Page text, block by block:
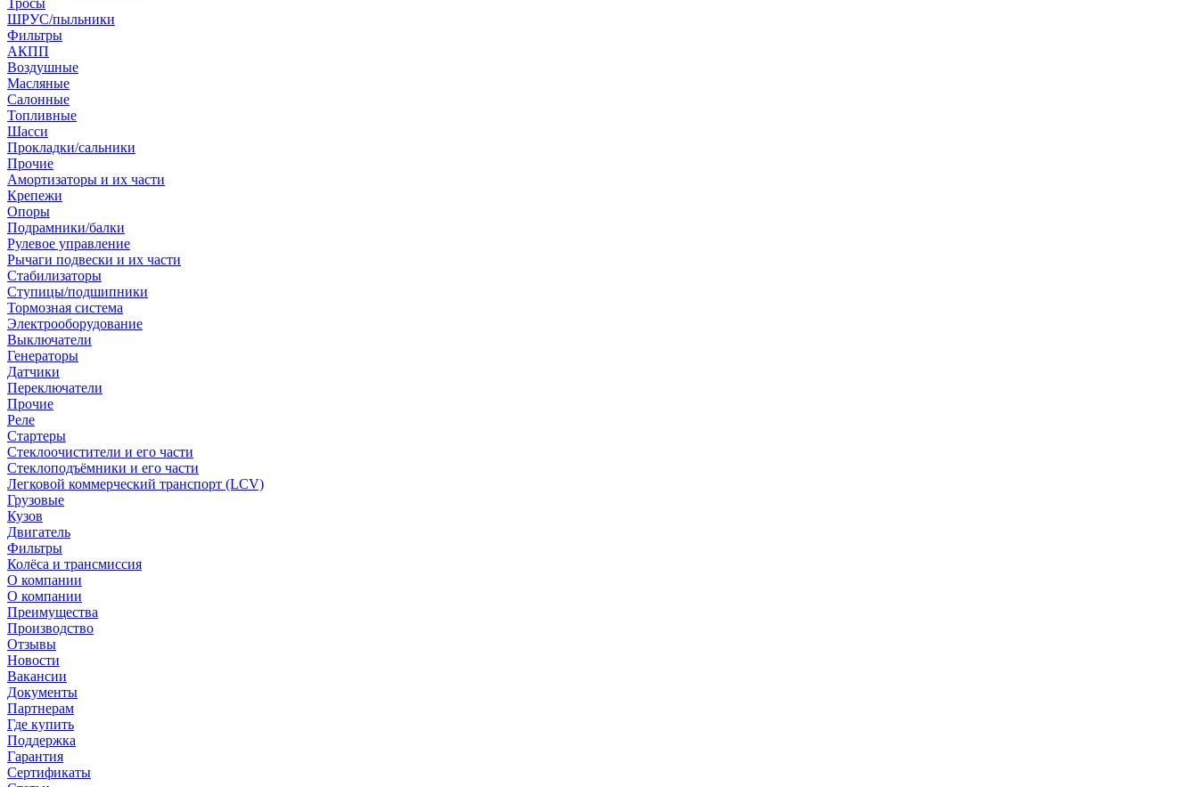
Тросы
ШРУС/пыльники
Фильтры
АКПП
Воздушные
Масляные
Салонные
Топливные
Шасси
Прокладки/сальники
Прочие
Амортизаторы и их части
Крепежи
Опоры
Подрамники/балки
Рулевое управление
Рычаги подвески и их части
Стабилизаторы
Ступицы/подшипники
Тормозная система
Электрооборудование
Выключатели
Генераторы
Датчики
Переключатели
Прочие
Реле
Стартеры
Стеклоочистители и его части
Стеклоподъёмники и его части
Легковой коммерческий транспорт (LCV)
Грузовые
Кузов
Двигатель
Фильтры
Колёса и трансмиссия
О компании
О компании
Преимущества
Производство
Отзывы
Новости
Вакансии
Документы
Партнерам
Где купить
Поддержка
Гарантия
Сертификаты